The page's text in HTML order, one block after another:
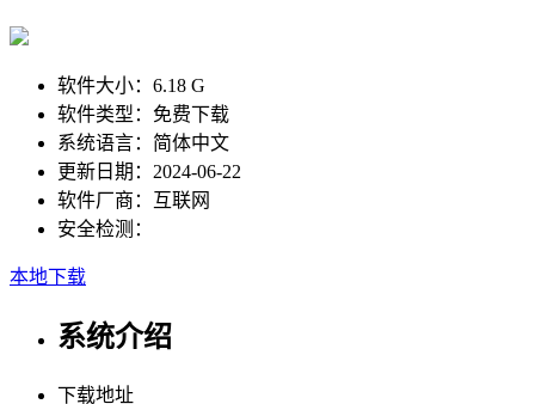
软件大小： 6.18 G
软件类型： 免费下载
系统语言： 简体中文
更新日期： 2024-06-22
软件厂商： 互联网
安全检测：
本地下载
系统介绍
下载地址